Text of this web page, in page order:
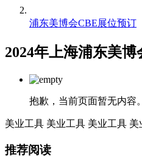
浦东美博会CBE展位预订
2024年上海浦东美
抱歉，当前页面暂无内容。
美业工具 美业工具 美业工具 美
推荐阅读